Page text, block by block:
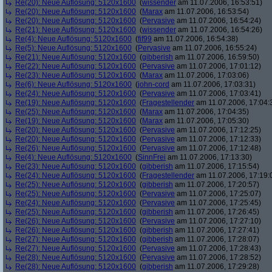
Re(20): Neue Auflösung: 5120x1600 (wissender am 11.07.2006, 16:53:51)
Re(20): Neue Auflösung: 5120x1600 (Marax am 11.07.2006, 16:53:54)
Re(20): Neue Auflösung: 5120x1600 (Pervasive am 11.07.2006, 16:54:24)
Re(21): Neue Auflösung: 5120x1600 (wissender am 11.07.2006, 16:54:26)
Re(4): Neue Auflösung: 5120x1600 (fif99 am 11.07.2006, 16:54:38)
Re(5): Neue Auflösung: 5120x1600 (Pervasive am 11.07.2006, 16:55:24)
Re(21): Neue Auflösung: 5120x1600 (gibberish am 11.07.2006, 16:59:50)
Re(22): Neue Auflösung: 5120x1600 (Pervasive am 11.07.2006, 17:01:12)
Re(23): Neue Auflösung: 5120x1600 (Marax am 11.07.2006, 17:03:06)
Re(6): Neue Auflösung: 5120x1600 (john-cord am 11.07.2006, 17:03:31)
Re(24): Neue Auflösung: 5120x1600 (Pervasive am 11.07.2006, 17:03:41)
Re(19): Neue Auflösung: 5120x1600 (Fragestellender am 11.07.2006,
Re(25): Neue Auflösung: 5120x1600 (Marax am 11.07.2006, 17:04:35)
Re(19): Neue Auflösung: 5120x1600 (Marax am 11.07.2006, 17:05:30)
Re(20): Neue Auflösung: 5120x1600 (Pervasive am 11.07.2006, 17:12:25)
Re(20): Neue Auflösung: 5120x1600 (Pervasive am 11.07.2006, 17:12:33)
Re(26): Neue Auflösung: 5120x1600 (Pervasive am 11.07.2006, 17:12:48)
Re(4): Neue Auflösung: 5120x1600 (SinnFrei am 11.07.2006, 17:13:30)
Re(23): Neue Auflösung: 5120x1600 (gibberish am 11.07.2006, 17:15:54)
Re(24): Neue Auflösung: 5120x1600 (Fragestellender am 11.07.2006,
Re(25): Neue Auflösung: 5120x1600 (gibberish am 11.07.2006, 17:20:57)
Re(25): Neue Auflösung: 5120x1600 (Pervasive am 11.07.2006, 17:25:07)
Re(24): Neue Auflösung: 5120x1600 (Pervasive am 11.07.2006, 17:25:45)
Re(25): Neue Auflösung: 5120x1600 (gibberish am 11.07.2006, 17:26:45)
Re(26): Neue Auflösung: 5120x1600 (Pervasive am 11.07.2006, 17:27:10)
Re(26): Neue Auflösung: 5120x1600 (gibberish am 11.07.2006, 17:27:41)
Re(27): Neue Auflösung: 5120x1600 (gibberish am 11.07.2006, 17:28:07)
Re(27): Neue Auflösung: 5120x1600 (Pervasive am 11.07.2006, 17:28:43)
Re(28): Neue Auflösung: 5120x1600 (Pervasive am 11.07.2006, 17:28:52)
Re(28): Neue Auflösung: 5120x1600 (gibberish am 11.07.2006, 17:29:28)